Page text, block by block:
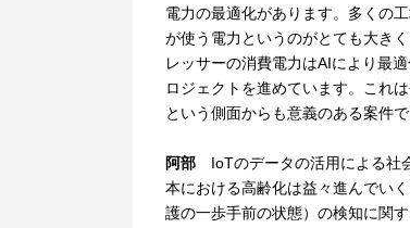
電力の最適化があります。多くの
が使う電力というのがとても大き
レッサーの消費電力はAIにより最
ロジェクトを進めています。これ
という側面からも意義のある案件
阿部
IoTのデータの活用による社
本における高齢化は益々進んでい
護の一歩手前の状態）の検知に関